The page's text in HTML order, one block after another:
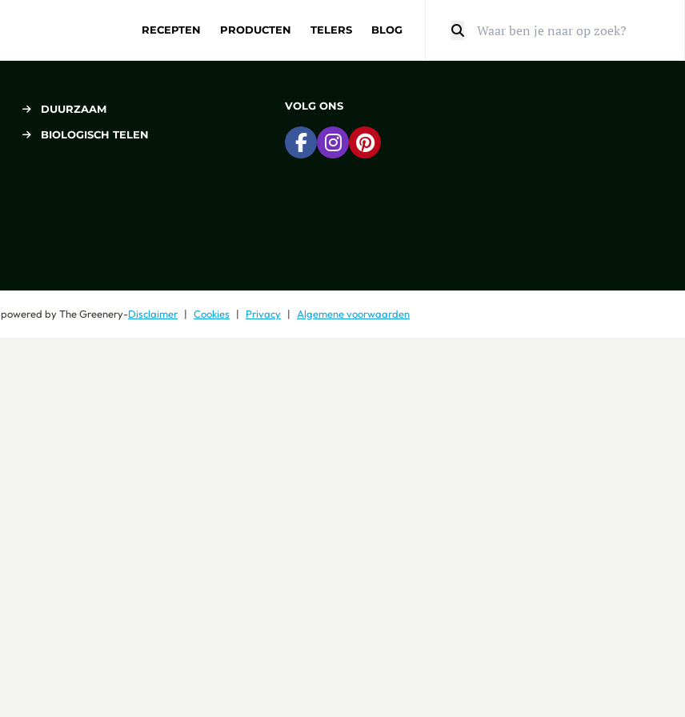
RECEPTEN PRODUCTEN TELERS BLOG
DUURZAAM
BIOLOGISCH TELEN
VOLG ONS
Ga naar Facebook
Ga naar Instagram
Ga naar Pinterest
powered byThe Greenery-Disclaimer Cookies Privacy Algemene voorwaarden